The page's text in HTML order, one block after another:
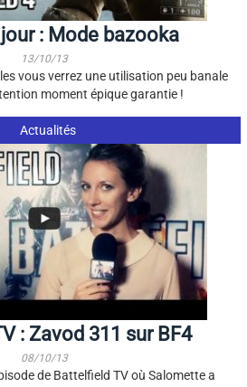
: Mode bazooka
13/10/13
vous verrez une utilisation peu banale
moment épique garantie !
Actualités
: Zavod 311 sur BF4
08/10/13
de Battelfield TV où Salomette a